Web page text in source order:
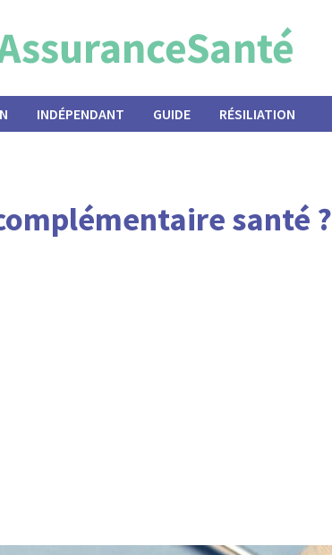
INDÉPENDANT GUIDE RÉSILIATION
santé ?